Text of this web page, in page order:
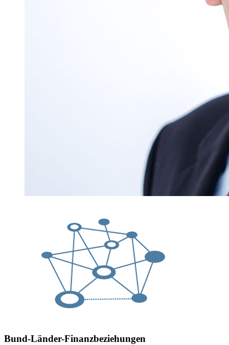
Bund-Länder-Finanzbeziehungen